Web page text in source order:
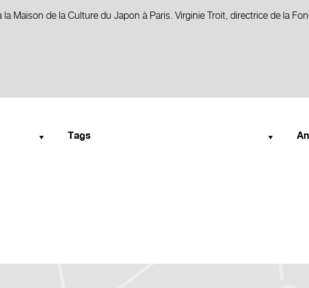
Maison de la Culture du Japon à Paris. Virginie Troit, directrice de la
Tags